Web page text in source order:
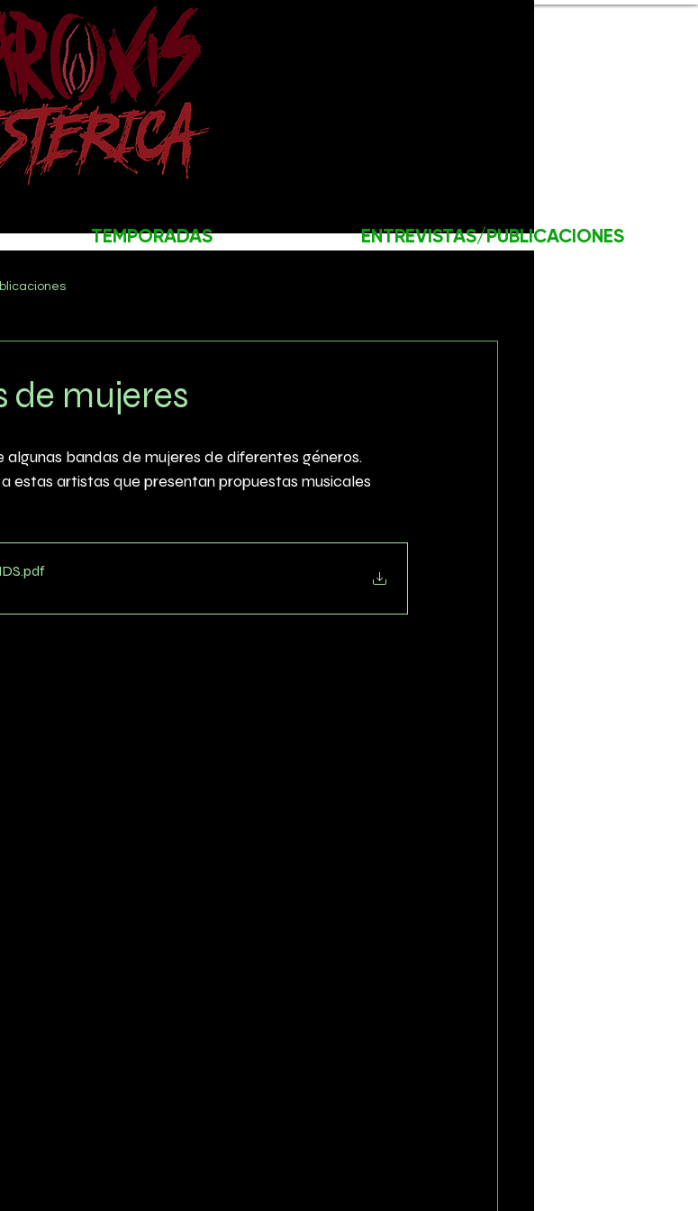
TEMPORADAS ENTREVISTAS/PUBLICACIONES
de mujeres
bandas de mujeres de diferentes géneros.
estas artistas que presentan propuestas musicales
.pdf